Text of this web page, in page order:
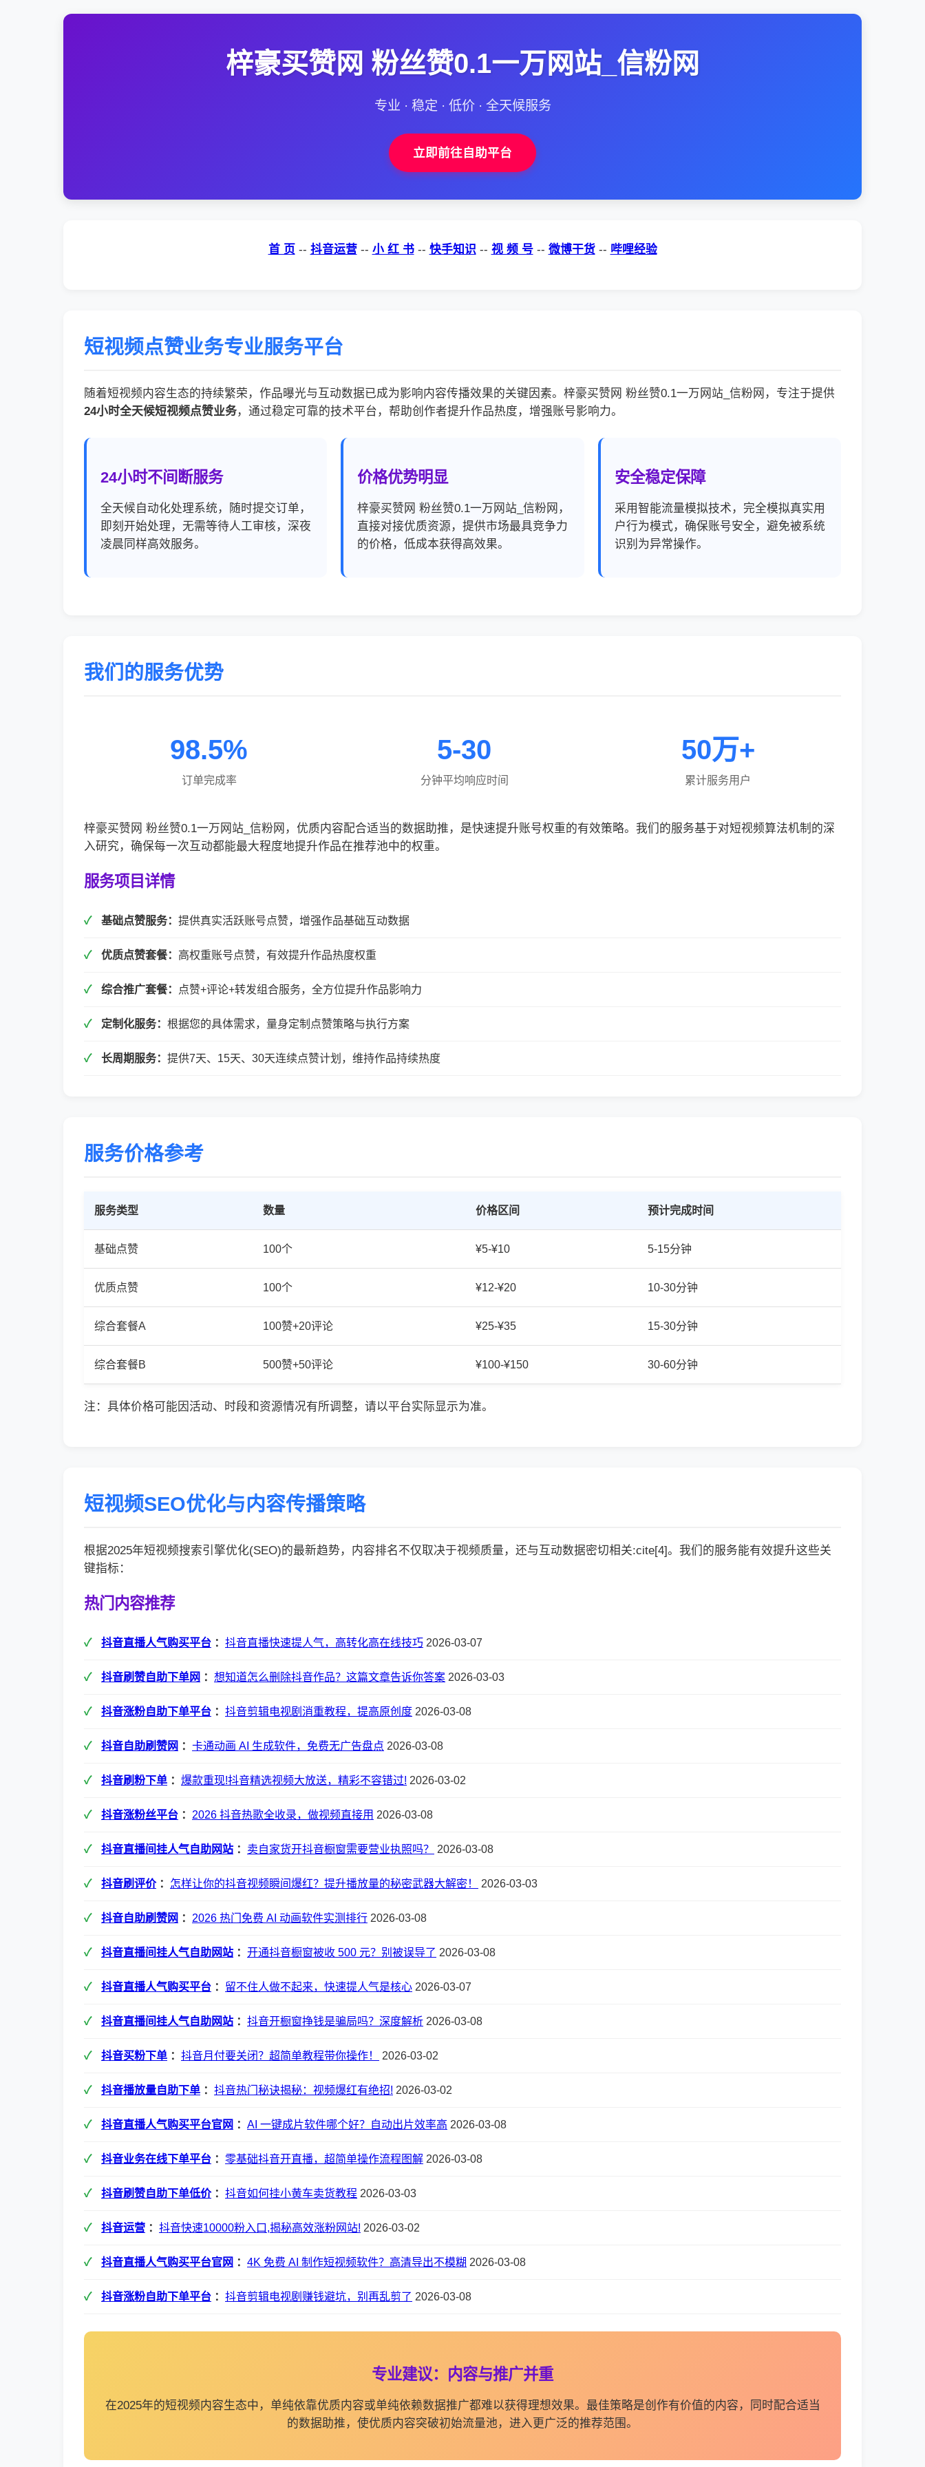
梓豪买赞网 粉丝赞0.1一万网站_信粉网
专业 · 稳定 · 低价 · 全天候服务
立即前往自助平台
首 页 -- 抖音运营-- 小 红 书-- 快手知识 -- 视 频 号-- 微博干货-- 哔哩经验
短视频点赞业务专业服务平台
随着短视频内容生态的持续繁荣，作品曝光与互动数据已成为影响内容传播效果的关键因素。梓豪买赞网 粉丝赞0.1一万网站_信粉网，专注于提供
24小时全天候短视频点赞业务，通过稳定可靠的技术平台，帮助创作者提升作品热度，增强账号影响力。
24小时不间断服务
全天候自动化处理系统，随时提交订单，
即刻开始处理，无需等待人工审核，深夜
凌晨同样高效服务。
价格优势明显
梓豪买赞网 粉丝赞0.1一万网站_信粉网，
直接对接优质资源，提供市场最具竞争力
的价格，低成本获得高效果。
安全稳定保障
采用智能流量模拟技术，完全模拟真实用
户行为模式，确保账号安全，避免被系统
识别为异常操作。
我们的服务优势
98.5%
订单完成率
5-30
分钟平均响应时间
50万+
累计服务用户
梓豪买赞网 粉丝赞0.1一万网站_信粉网，优质内容配合适当的数据助推，是快速提升账号权重的有效策略。我们的服务基于对短视频算法机制的深
入研究，确保每一次互动都能最大程度地提升作品在推荐池中的权重。
服务项目详情
基础点赞服务： 提供真实活跃账号点赞，增强作品基础互动数据
优质点赞套餐： 高权重账号点赞，有效提升作品热度权重
综合推广套餐： 点赞+评论+转发组合服务，全方位提升作品影响力
定制化服务： 根据您的具体需求，量身定制点赞策略与执行方案
长周期服务： 提供7天、15天、30天连续点赞计划，维持作品持续热度
服务价格参考
服务类型 数量 价格区间 预计完成时间
基础点赞 100个 ¥5-¥10 5-15分钟
优质点赞 100个 ¥12-¥20 10-30分钟
综合套餐A 100赞+20评论 ¥25-¥35 15-30分钟
综合套餐B 500赞+50评论 ¥100-¥150 30-60分钟
注：具体价格可能因活动、时段和资源情况有所调整，请以平台实际显示为准。
短视频SEO优化与内容传播策略
根据2025年短视频搜索引擎优化(SEO)的最新趋势，内容排名不仅取决于视频质量，还与互动数据密切相关:cite[4]。我们的服务能有效提升这些关
键指标：
热门内容推荐
抖音直播人气购买平台 ： 抖音直播快速提人气，高转化高在线技巧 2026-03-07
抖音刷赞自助下单网 ： 想知道怎么删除抖音作品？这篇文章告诉你答案 2026-03-03
抖音涨粉自助下单平台 ： 抖音剪辑电视剧消重教程，提高原创度 2026-03-08
抖音自助刷赞网 ： 卡通动画 AI 生成软件，免费无广告盘点 2026-03-08
抖音刷粉下单 ： 爆款重现!抖音精选视频大放送，精彩不容错过! 2026-03-02
抖音涨粉丝平台 ： 2026 抖音热歌全收录，做视频直接用 2026-03-08
抖音直播间挂人气自助网站 ： 卖自家货开抖音橱窗需要营业执照吗？ 2026-03-08
抖音刷评价： 怎样让你的抖音视频瞬间爆红？提升播放量的秘密武器大解密！ 2026-03-03
抖音自助刷赞网 ： 2026 热门免费 AI 动画软件实测排行 2026-03-08
抖音直播间挂人气自助网站 ： 开通抖音橱窗被收 500 元？别被误导了 2026-03-08
抖音直播人气购买平台 ： 留不住人做不起来，快速提人气是核心 2026-03-07
抖音直播间挂人气自助网站 ： 抖音开橱窗挣钱是骗局吗？深度解析 2026-03-08
抖音买粉下单 ： 抖音月付要关闭？超简单教程带你操作！ 2026-03-02
抖音播放量自助下单 ： 抖音热门秘诀揭秘：视频爆红有绝招! 2026-03-02
抖音直播人气购买平台官网 ： AI 一键成片软件哪个好？自动出片效率高 2026-03-08
抖音业务在线下单平台 ： 零基础抖音开直播，超简单操作流程图解 2026-03-08
抖音刷赞自助下单低价： 抖音如何挂小黄车卖货教程 2026-03-03
抖音运营 ： 抖音快速10000粉入口,揭秘高效涨粉网站! 2026-03-02
抖音直播人气购买平台官网 ： 4K 免费 AI 制作短视频软件？高清导出不模糊 2026-03-08
抖音涨粉自助下单平台 ： 抖音剪辑电视剧赚钱避坑，别再乱剪了 2026-03-08
专业建议：内容与推广并重
在2025年的短视频内容生态中，单纯依靠优质内容或单纯依赖数据推广都难以获得理想效果。最佳策略是创作有价值的内容，同时配合适当
的数据助推，使优质内容突破初始流量池，进入更广泛的推荐范围。